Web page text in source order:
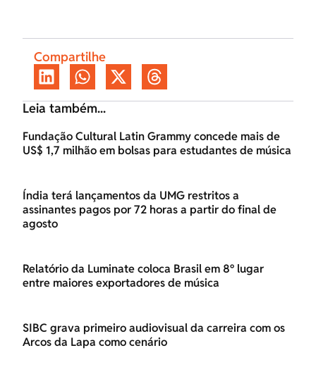
Compartilhe
Leia também...
Fundação Cultural Latin Grammy concede mais de
US$ 1,7 milhão em bolsas para estudantes de música
Índia terá lançamentos da UMG restritos a
assinantes pagos por 72 horas a partir do final de
agosto
Relatório da Luminate coloca Brasil em 8º lugar
entre maiores exportadores de música
SIBC grava primeiro audiovisual da carreira com os
Arcos da Lapa como cenário